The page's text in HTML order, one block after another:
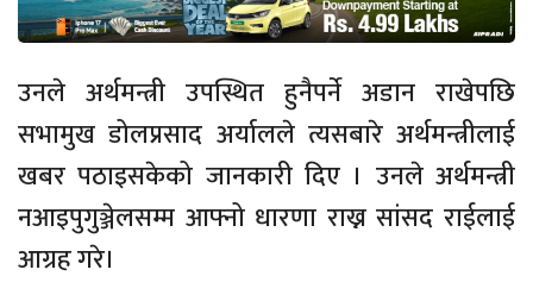
उनले अर्थमन्त्री उपस्थित हुनैपर्ने अडान राखेपछि
सभामुख डोलप्रसाद अर्यालले त्यसबारे अर्थमन्त्रीलाई
खबर पठाइसकेको जानकारी दिए । उनले अर्थमन्त्री
नआइपुगुञ्जेलसम्म आफ्नो धारणा राख्न सांसद राईलाई
आग्रह गरे।